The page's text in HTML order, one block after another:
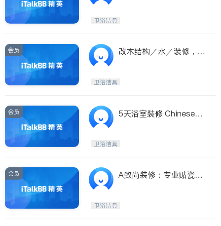
卫浴洁具
会员
改木结构／水／装修，出
卫浴洁具
会员
5天浴室裝修 Chineseha
卫浴洁具
会员
A致尚装修：专业贴瓷
卫浴洁具